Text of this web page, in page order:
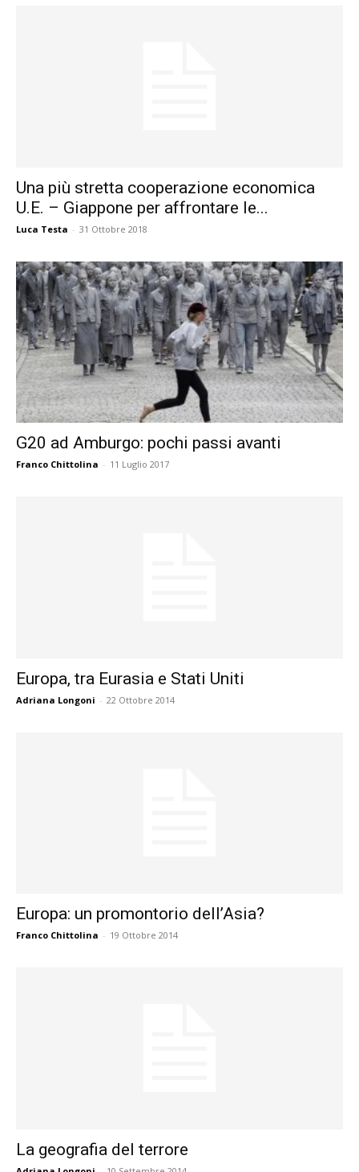
Una più stretta cooperazione economica
U.E. – Giappone per affrontare le...
Luca Testa - 31 Ottobre 2018
G20 ad Amburgo: pochi passi avanti
Franco Chittolina - 11 Luglio 2017
Europa, tra Eurasia e Stati Uniti
Adriana Longoni - 22 Ottobre 2014
Europa: un promontorio dell’Asia?
Franco Chittolina - 19 Ottobre 2014
La geografia del terrore